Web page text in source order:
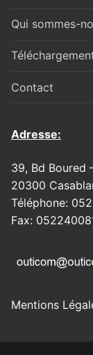
Qui sommes-
Contact
Adresse:
39, Bd Boured
20300
Téléphone:
Fax:
Mentions